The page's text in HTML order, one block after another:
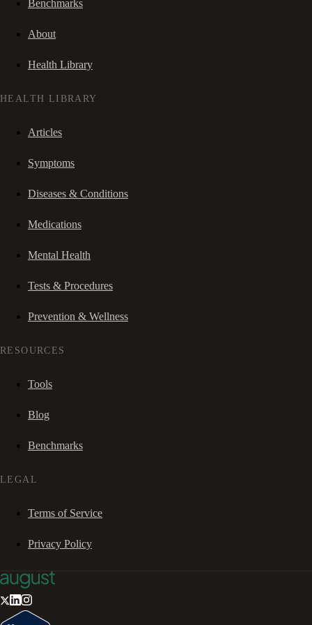
Benchmarks
About
Health Library
HEALTH LIBRARY
Articles
Symptoms
Diseases & Conditions
Medications
Mental Health
Tests & Procedures
Prevention & Wellness
RESOURCES
Tools
Blog
Benchmarks
LEGAL
Terms of Service
Privacy Policy